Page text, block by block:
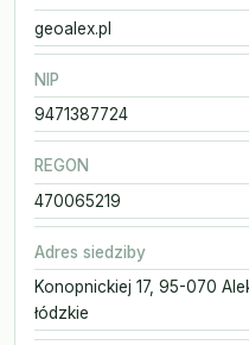
geoalex.pl
NIP
9471387724
REGON
470065219
Adres siedziby
Konopnickiej 17, 95-070
łódzkie